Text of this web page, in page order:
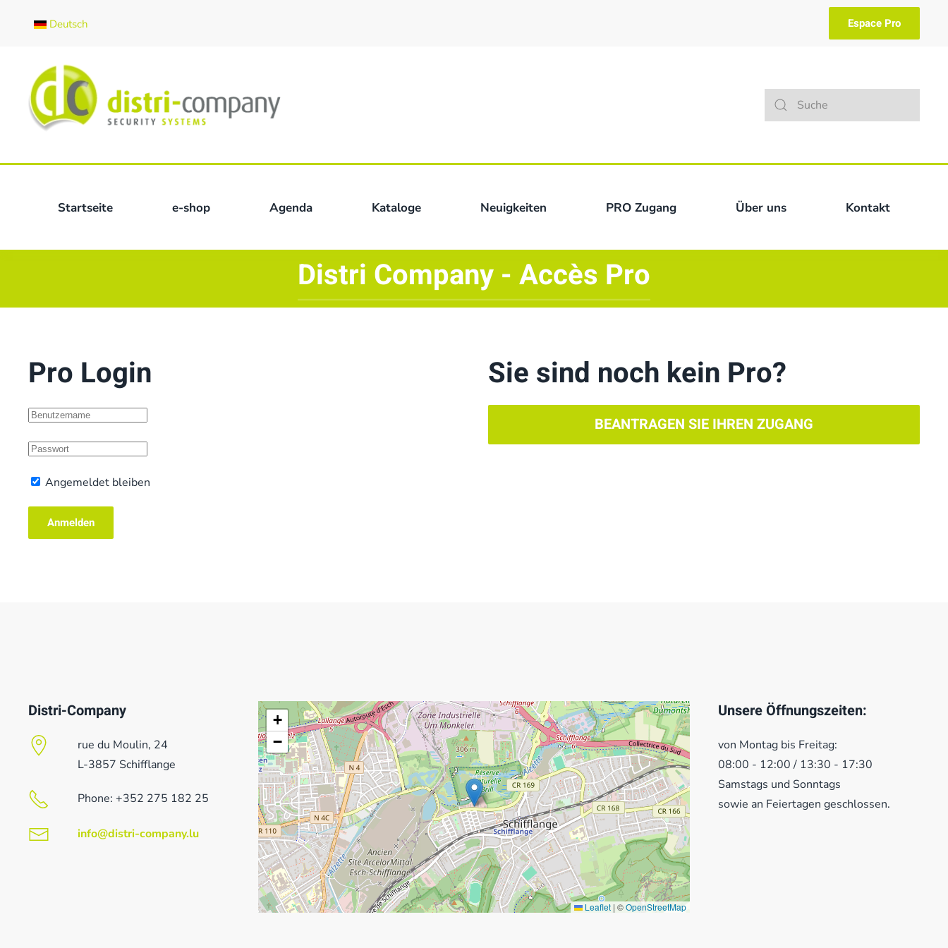
Deutsch Espace Pro
Startseite e-shop Agenda Kataloge Neuigkeiten PRO Zugang Über uns Kontakt
Distri Company - Accès Pro
Pro Login
Angemeldet bleiben
Anmelden
Sie sind noch kein Pro?
BEANTRAGEN SIE IHREN ZUGANG
Distri-Company
rue du Moulin, 24
L-3857 Schifflange
Phone: +352 275 182 25
info@distri-company.lu
+
−
Leaflet | ©OpenStreetMap
Unsere Öffnungszeiten:
von Montag bis Freitag:
08:00 - 12:00 / 13:30 - 17:30
Samstags und Sonntags
sowie an Feiertagen geschlossen.